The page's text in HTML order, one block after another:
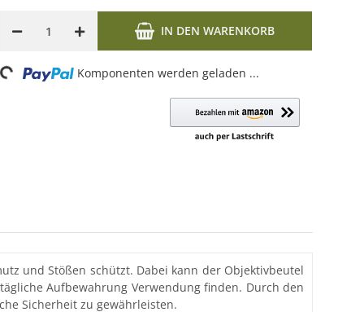
IN DEN WARENKORB
Loading... Komponenten werden geladen ...
und Stößen schützt. Dabei kann der Objektivbeutel
Aufbewahrung Verwendung finden. Durch den
Sicherheit zu gewährleisten.